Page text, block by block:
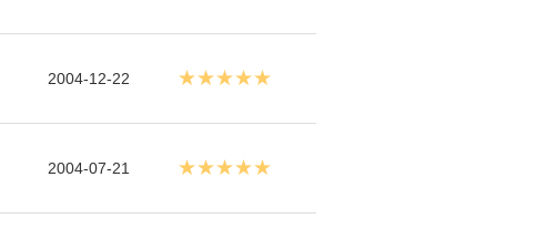
2004-12-22 ★★★★★
2004-07-21 ★★★★★